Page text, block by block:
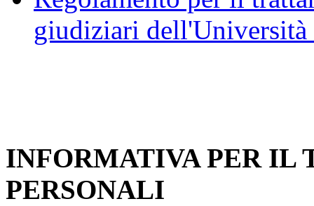
giudiziari
INFORMATIVA PER IL
PERSONALI